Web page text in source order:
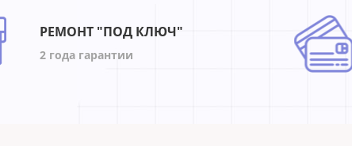
РЕМОНТ "ПОД КЛЮЧ"
2 года гарантии